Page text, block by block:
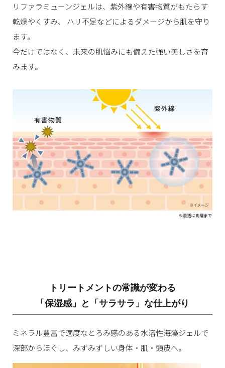
リファラミューンジェルは、紫外線や有害物質がもたらす
乾燥やくすみ、
ハリ不足などによるダメージから肌を守り
ます。
今だけではなく、未来の肌悩みにも備えた強い美しさを育
みます。
トリートメントの常識が変わる
「保湿感」と「サラサラ」な仕上がり
ミネラル豊富で適度なとろみ感のある⽔溶性海藻ジェルで
深部からほぐし、みずみずしい⾝体・肌・頭⽪へ。